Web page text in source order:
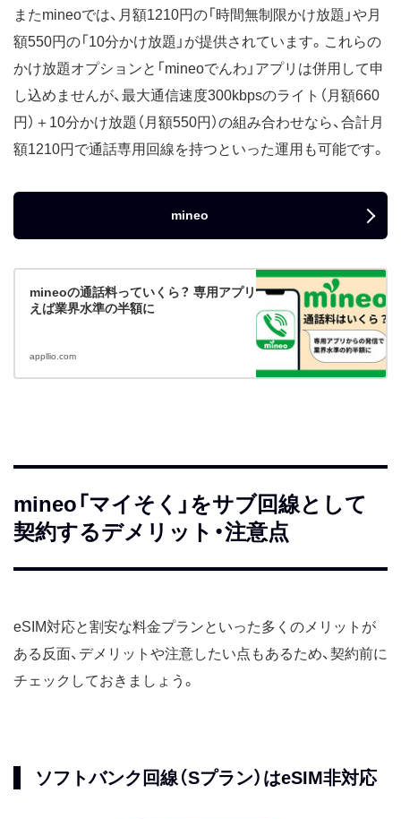
またmineoでは、月額1210円の「時間無制限かけ放題」や月
額550円の「10分かけ放題」が提供されています。これらの
かけ放題オプションと「mineoでんわ」アプリは併用して申
し込めませんが、最大通信速度300kbpsのライト（月額660
円）＋10分かけ放題（月額550円）の組み合わせなら、合計月
額1210円で通話専用回線を持つといった運用も可能です。
mineo
mineoの通話料っていくら？ 専用アプリ「mineoでんわ」を使
えば業界水準の半額に
appllio.com
mineo「マイそく」をサブ回線として
契約するデメリット・注意点
eSIM対応と割安な料金プランといった多くのメリットが
ある反面、デメリットや注意したい点もあるため、契約前に
チェックしておきましょう。
ソフトバンク回線（Sプラン）はeSIM非対応